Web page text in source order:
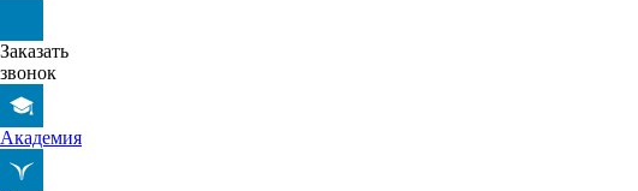
Заказать
звонок
Академия